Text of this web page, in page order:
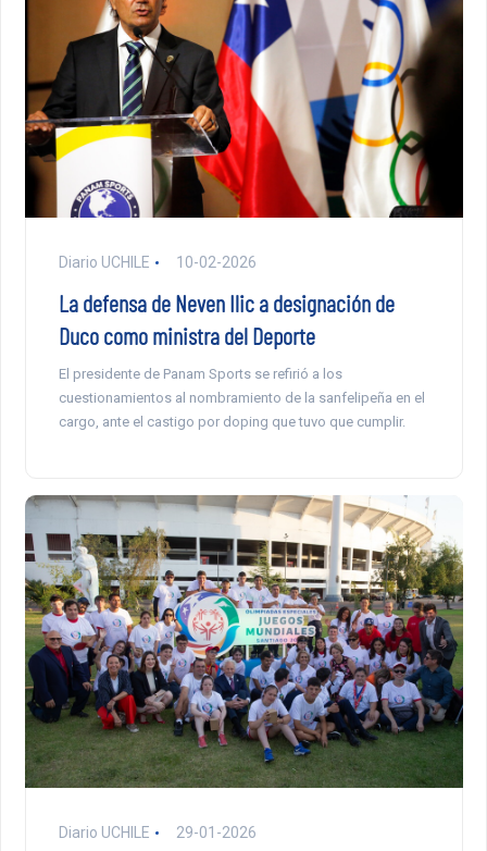
Diario UCHILE 10-02-2026
La defensa de Neven Ilic a designación de
Duco como ministra del Deporte
El presidente de Panam Sports se refirió a los
cuestionamientos al nombramiento de la sanfelipeña en el
cargo, ante el castigo por doping que tuvo que cumplir.
Diario UCHILE 29-01-2026